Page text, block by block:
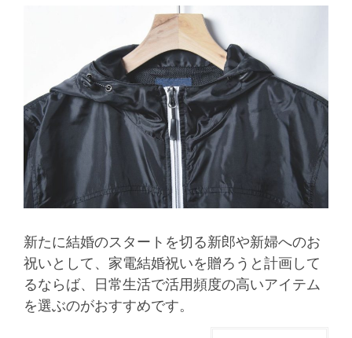
新たに結婚のスタートを切る新郎や新婦へのお
祝いとして、家電結婚祝いを贈ろうと計画して
るならば、日常生活で活用頻度の高いアイテム
を選ぶのがおすすめです。